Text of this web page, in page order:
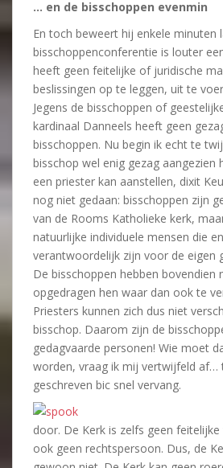
… en de bisschoppen evenmin
En toch beweert hij enkele minuten
bisschoppenconferentie is louter
heeft geen feitelijke of juridische
beslissingen op te leggen, uit te
Jegens de bisschoppen of
kardinaal Danneels heeft geen
bisschoppen. Nu begin ik echt te
bisschop wel enig gezag aangezien
een priester kan aanstellen, dixit
nog niet gedaan: bisschoppen zijn
van de Rooms Katholieke kerk,
natuurlijke individuele mensen die
verantwoordelijk zijn voor de eigen
De bisschoppen hebben bovendien
opgedragen hen waar dan ook te
Priesters kunnen zich dus niet
bisschop. Daarom zijn de
gedagvaarde personen! Wie moet
worden, vraag ik mij vertwijfeld af…
geschreven bic snel vervang.
door. De Kerk is zelfs geen
ook geen rechtspersoon. Dus, de